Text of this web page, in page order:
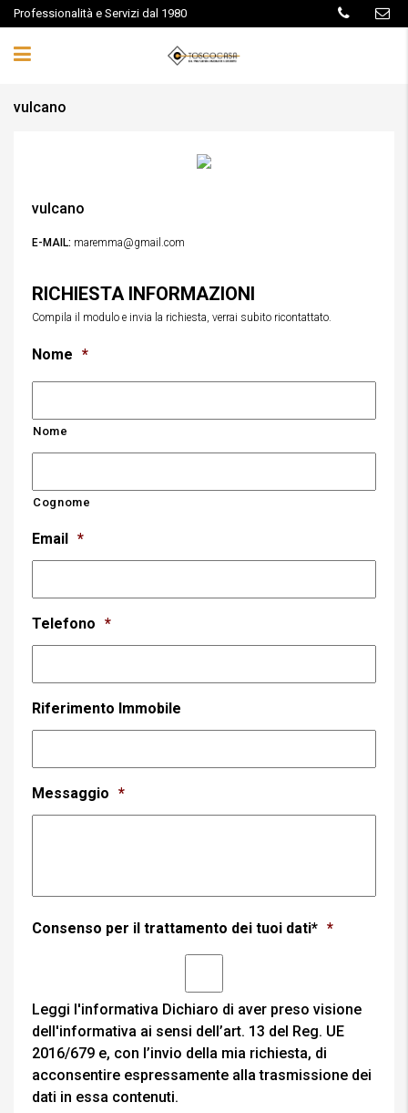
Professionalità e Servizi dal 1980
vulcano
vulcano
E-MAIL: maremma@gmail.com
RICHIESTA INFORMAZIONI
Compila il modulo e invia la richiesta, verrai subito ricontattato.
Nome *
Nome
Cognome
Email *
Telefono *
Riferimento Immobile
Messaggio *
Consenso per il trattamento dei tuoi dati* *
Leggi l'informativa Dichiaro di aver preso visione
dell'informativa ai sensi dell’art. 13 del Reg. UE
2016/679 e, con l’invio della mia richiesta, di
acconsentire espressamente alla trasmissione dei
dati in essa contenuti.